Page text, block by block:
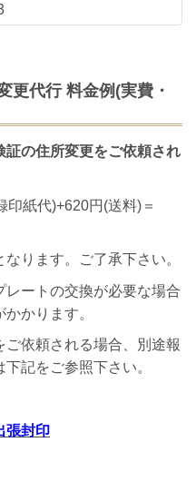
更代行 料金例(実費・
の住所変更をご依頼され
印紙代)+620円(送料)＝
ります。ご了承下さい。
レートの交換が必要な場合
かります。
ご依頼される場合、別途報
記をご参照下さい。
張封印